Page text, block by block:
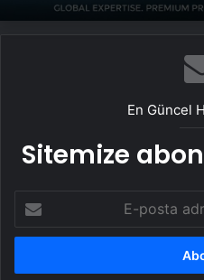
En Güncel
Sitemize
posta
adresinizi